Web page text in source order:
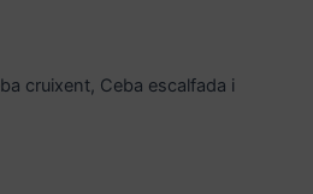
cruixent, Ceba escalfada i